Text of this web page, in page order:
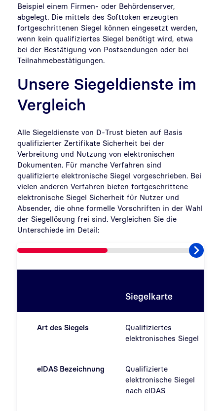
Beispiel einem Firmen- oder Behördenserver,
abgelegt. Die mittels des Softtoken erzeugten
fortgeschrittenen Siegel können eingesetzt werden,
wenn kein qualifiziertes Siegel benötigt wird, etwa
bei der Bestätigung von Postsendungen oder bei
Teilnahmebestätigungen.
Unsere Siegeldienste im
Vergleich
Alle Siegeldienste von D-Trust bieten auf Basis
qualifizierter Zertifikate Sicherheit bei der
Verbreitung und Nutzung von elektronischen
Dokumenten. Für manche Verfahren sind
qualifizierte elektronische Siegel vorgeschrieben. Bei
vielen anderen Verfahren bieten fortgeschrittene
elektronische Siegel Sicherheit für Nutzer und
Absender, die ohne formelle Vorschriften in der Wahl
der Siegellösung frei sind. Vergleichen Sie die
Unterschiede im Detail:
Siegelkarte
Art des Siegels
Qualifiziertes
elektronisches Siegel
eIDAS Bezeichnung
Qualifizierte
elektronische Siegel
nach eIDAS